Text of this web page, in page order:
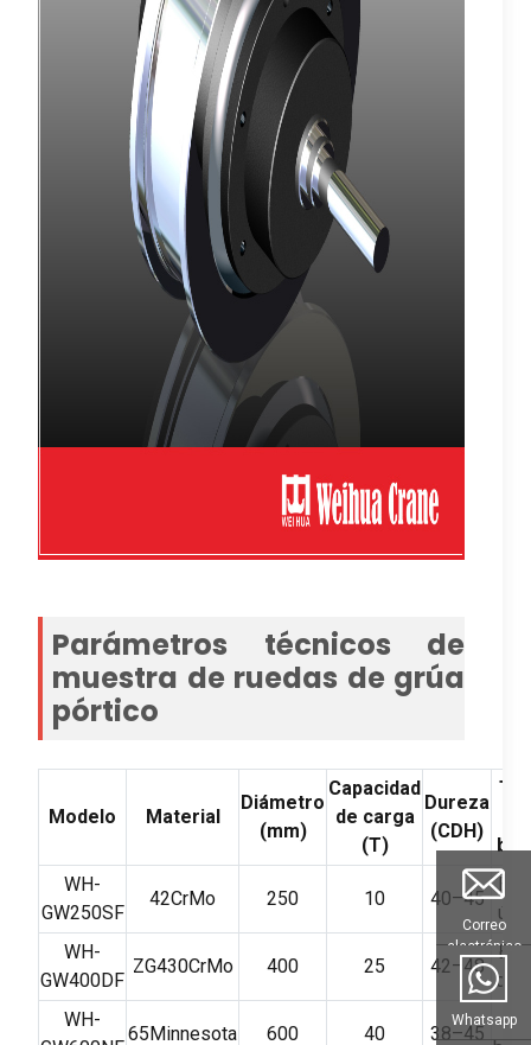
Parámetros técnicos de
muestra de ruedas de grúa
pórtico
Modelo Material
Diámetro
(mm)
Capacidad
de carga
(T)
Dureza
(CDH)
WH-
GW250SF
42CrMo 250 10 40–45
WH-
GW400DF
ZG430CrMo 400 25 42–48
WH-
65Minnesota 600 40 38–45
Sin
Correo
electrónico
Whatsapp